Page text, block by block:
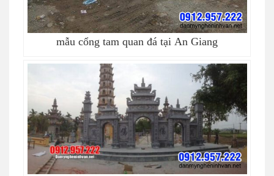
mẫu cổng tam quan đá tại An Giang